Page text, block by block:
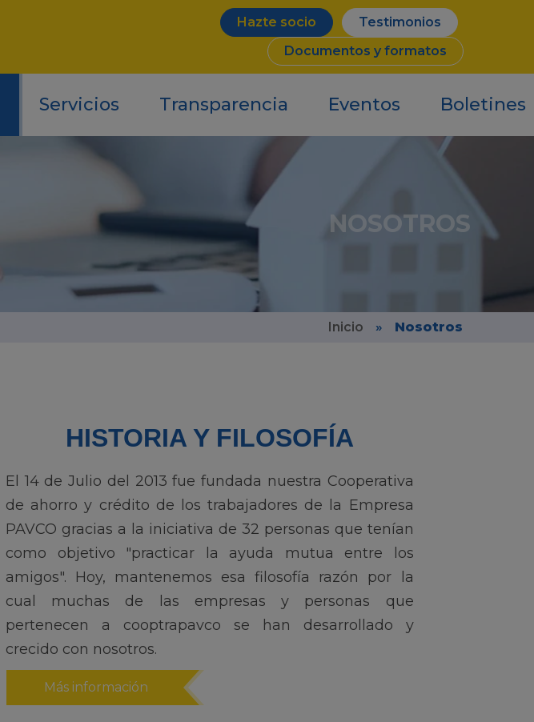
Hazte socio
Testimonios
Documentos y formatos
Servicios Transparencia Eventos Boletines
NOSOTROS
Inicio » Nosotros
HISTORIA Y FILOSOFÍA
El 14 de Julio del 2013 fue fundada nuestra Cooperativa
de ahorro y crédito de los trabajadores de la Empresa
PAVCO gracias a la iniciativa de 32 personas que tenían
como objetivo "practicar la ayuda mutua entre los
amigos". Hoy, mantenemos esa filosofía razón por la
cual muchas de las empresas y personas que
pertenecen a cooptrapavco se han desarrollado y
crecido con nosotros.
Más información